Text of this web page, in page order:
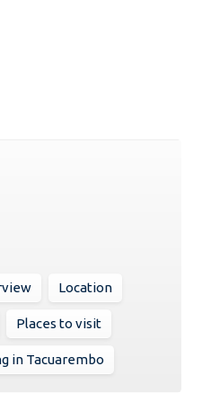
Location
Places to visit
in Tacuarembo